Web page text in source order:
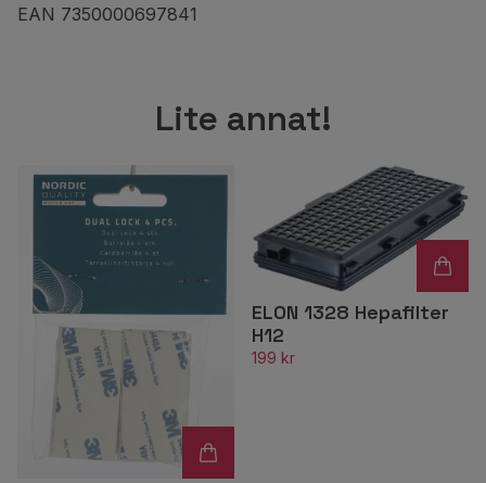
EAN 7350000697841
Lite annat!
ELON 1328 Hepafilter
H12
199 kr